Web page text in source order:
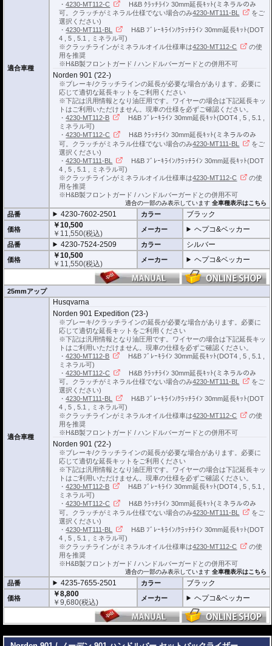
適合車種
・4230-MT112-C
H&B ｸﾗｯﾁﾗｲﾝ 30mm延長ｷｯﾄ(ミネラルのみ
可。クラッチがミネラル仕様でない場合のみ4230-MT111-BL
をご
選択ください)
・4230-MT111-BL
H&B ﾌﾞﾚｰｷﾗｲﾝ/ｸﾗｯﾁﾗｲﾝ 30mm延長ｷｯﾄ(DOT
4 , 5 , 5.1 , ミネラル可)
※クラッチラインがミネラルオイル仕様車は4230-MT112-C
の使
用を推奨
※H&B製フロントガード / ハンドルバーガードとの併用不可
Norden 901 ('22-)
※ブレーキ/クラッチラインの延長が必要な場合があります。必要に
応じて適切な延長キットをご利用ください
※下記は汎用情報となり油圧用です。ワイヤーの場合は下記延長キッ
トはご利用いただけません。現車の仕様を必ずご確認ください。
・4230-MT112-B
H&B ﾌﾞﾚｰｷﾗｲﾝ 30mm延長ｷｯﾄ(DOT4 , 5 , 5.1 ,
ミネラル可)
・4230-MT112-C
H&B ｸﾗｯﾁﾗｲﾝ 30mm延長ｷｯﾄ(ミネラルのみ
可。クラッチがミネラル仕様でない場合のみ4230-MT111-BL
をご
選択ください)
・4230-MT111-BL
H&B ﾌﾞﾚｰｷﾗｲﾝ/ｸﾗｯﾁﾗｲﾝ 30mm延長ｷｯﾄ(DOT
4 , 5 , 5.1 , ミネラル可)
※クラッチラインがミネラルオイル仕様車は4230-MT112-C
の使
用を推奨
※H&B製フロントガード / ハンドルバーガードとの併用不可
適合の一部のみ表示しています全車種表示はこちら
品番 4230-7602-2501 カラー ブラック
価格
￥10,500
￥ 11,550(税込) メーカー ヘプコ&ベッカー
品番 4230-7524-2509 カラー シルバー
価格
￥10,500
￥ 11,550(税込) メーカー ヘプコ&ベッカー
25mmアップ
適合車種
Husqvarna
Norden 901 Expedition ('23-)
※ブレーキ/クラッチラインの延長が必要な場合があります。必要に
応じて適切な延長キットをご利用ください
※下記は汎用情報となり油圧用です。ワイヤーの場合は下記延長キッ
トはご利用いただけません。現車の仕様を必ずご確認ください。
・4230-MT112-B
H&B ﾌﾞﾚｰｷﾗｲﾝ 30mm延長ｷｯﾄ(DOT4 , 5 , 5.1 ,
ミネラル可)
・4230-MT112-C
H&B ｸﾗｯﾁﾗｲﾝ 30mm延長ｷｯﾄ(ミネラルのみ
可。クラッチがミネラル仕様でない場合のみ4230-MT111-BL
をご
選択ください)
・4230-MT111-BL
H&B ﾌﾞﾚｰｷﾗｲﾝ/ｸﾗｯﾁﾗｲﾝ 30mm延長ｷｯﾄ(DOT
4 , 5 , 5.1 , ミネラル可)
※クラッチラインがミネラルオイル仕様車は4230-MT112-C
の使
用を推奨
※H&B製フロントガード / ハンドルバーガードとの併用不可
Norden 901 ('22-)
※ブレーキ/クラッチラインの延長が必要な場合があります。必要に
応じて適切な延長キットをご利用ください
※下記は汎用情報となり油圧用です。ワイヤーの場合は下記延長キッ
トはご利用いただけません。現車の仕様を必ずご確認ください。
・4230-MT112-B
H&B ﾌﾞﾚｰｷﾗｲﾝ 30mm延長ｷｯﾄ(DOT4 , 5 , 5.1 ,
ミネラル可)
・4230-MT112-C
H&B ｸﾗｯﾁﾗｲﾝ 30mm延長ｷｯﾄ(ミネラルのみ
可。クラッチがミネラル仕様でない場合のみ4230-MT111-BL
をご
選択ください)
・4230-MT111-BL
H&B ﾌﾞﾚｰｷﾗｲﾝ/ｸﾗｯﾁﾗｲﾝ 30mm延長ｷｯﾄ(DOT
4 , 5 , 5.1 , ミネラル可)
※クラッチラインがミネラルオイル仕様車は4230-MT112-C
の使
用を推奨
※H&B製フロントガード / ハンドルバーガードとの併用不可
適合の一部のみ表示しています全車種表示はこちら
品番 4235-7655-2501 カラー ブラック
価格
￥8,800
￥9,680(税込) メーカー ヘプコ&ベッカー